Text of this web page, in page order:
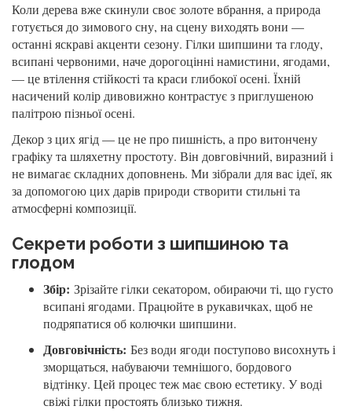
Коли дерева вже скинули своє золоте вбрання, а природа
готується до зимового сну, на сцену виходять вони —
останні яскраві акценти сезону. Гілки шипшини та глоду,
всипані червоними, наче дорогоцінні намистини, ягодами,
— це втілення стійкості та краси глибокої осені. Їхній
насичений колір дивовижно контрастує з приглушеною
палітрою пізньої осені.
Декор з цих ягід — це не про пишність, а про витончену
графіку та шляхетну простоту. Він довговічний, виразний і
не вимагає складних доповнень. Ми зібрали для вас ідеї, як
за допомогою цих дарів природи створити стильні та
атмосферні композиції.
Секрети роботи з шипшиною та
глодом
Збір: Зрізайте гілки секатором, обираючи ті, що густо
всипані ягодами. Працюйте в рукавичках, щоб не
подряпатися об колючки шипшини.
Довговічність: Без води ягоди поступово висохнуть і
зморщаться, набуваючи темнішого, бордового
відтінку. Цей процес теж має свою естетику. У воді
свіжі гілки простоять близько тижня.